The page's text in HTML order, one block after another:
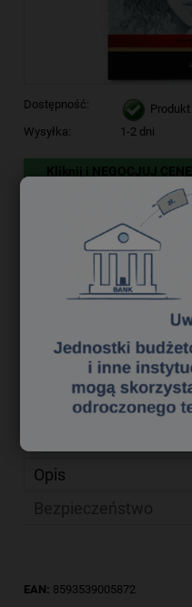
Dostępność:
Wysyłka:
1-2 dni
Kliknij i NEGOCJUJ CENĘ
39,83 zł
Producent:
Kod produktu:
ol 1350021
Opis
EAN: 8593539005872